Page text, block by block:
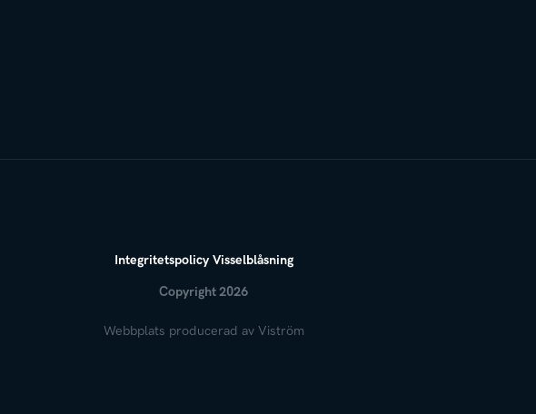
Integritetspolicy Visselblåsning
Copyright 2026
Webbplats producerad av Viström